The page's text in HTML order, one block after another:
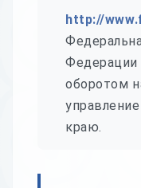
http://
Федерации
оборотом
краю.